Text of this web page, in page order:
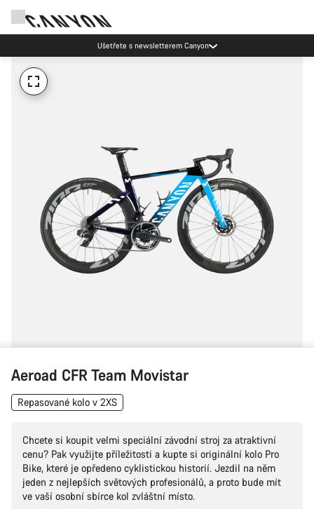
Ušetřete s newsletterem Canyon
Aeroad CFR Team Movistar
Repasované kolo v 2XS
Chcete si koupit velmi speciální závodní stroj za atraktivní
cenu? Pak využijte příležitosti a kupte si originální kolo Pro
Bike, které je opředeno cyklistickou historií. Jezdil na něm
jeden z nejlepších světových profesionálů, a proto bude mít
ve vaší osobní sbírce kol zvláštní místo.